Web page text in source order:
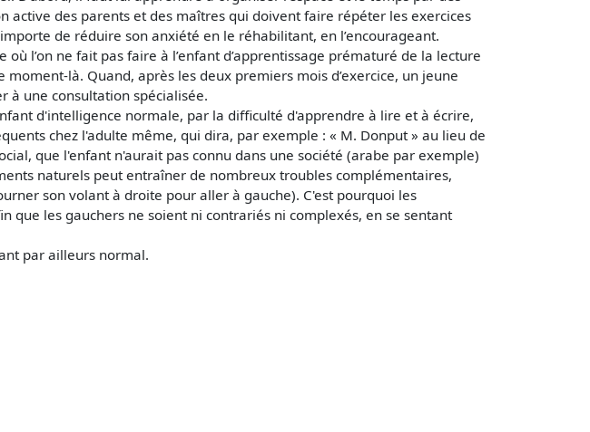
des parents et des maîtres qui doivent faire répéter les exercices
de réduire son anxiété en le réhabilitant, en l’encourageant.
l’on ne fait pas faire à l’enfant d’apprentissage prématuré de la lecture
moment-là. Quand, après les deux premiers mois d’exercice, un jeune
à une consultation spécialisée.
d'intelligence normale, par la difficulté d'apprendre à lire et à écrire,
chez l'adulte même, qui dira, par exemple : « M. Donput » au lieu de
que l'enfant n'aurait pas connu dans une société (arabe par exemple)
naturels peut entraîner de nombreux troubles complémentaires,
son volant à droite pour aller à gauche). C'est pourquoi les
que les gauchers ne soient ni contrariés ni complexés, en se sentant
par ailleurs normal.